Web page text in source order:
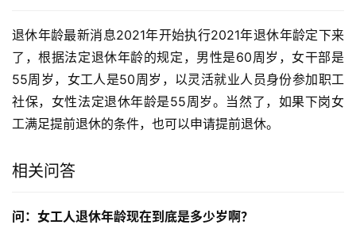
退休年龄最新消息2021年开始执行2021年退休年龄定下来
了，根据法定退休年龄的规定，男性是60周岁，女干部是
55周岁，女工人是50周岁，以灵活就业人员身份参加职工
社保，女性法定退休年龄是55周岁。当然了，如果下岗女
工满足提前退休的条件，也可以申请提前退休。
相关问答
问：女工人退休年龄现在到底是多少岁啊？